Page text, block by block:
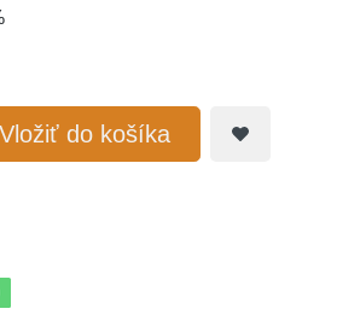
Vložiť do košíka